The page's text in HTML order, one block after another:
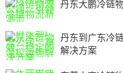
丹东大鹏冷链
丹东到广东冷
解决方案